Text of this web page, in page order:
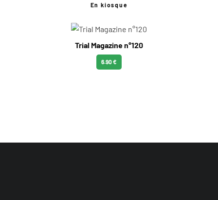
En kiosque
Trial Magazine n°120
6.90 €